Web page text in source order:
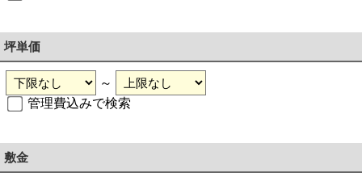
坪単価
～
管理費込みで検索
敷金